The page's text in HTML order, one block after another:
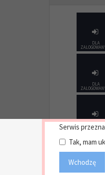
DLA
DLA
DLA
Serwis
Tak, mam
Wchodzę